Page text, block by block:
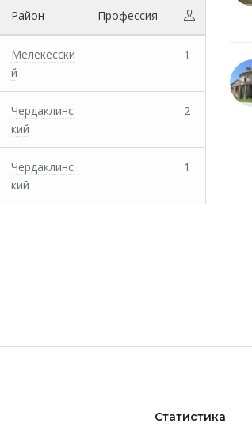
Район Профессия
Мелекесски
й
1
Чердаклинс
кий
2
Чердаклинс
кий
1
Статистика